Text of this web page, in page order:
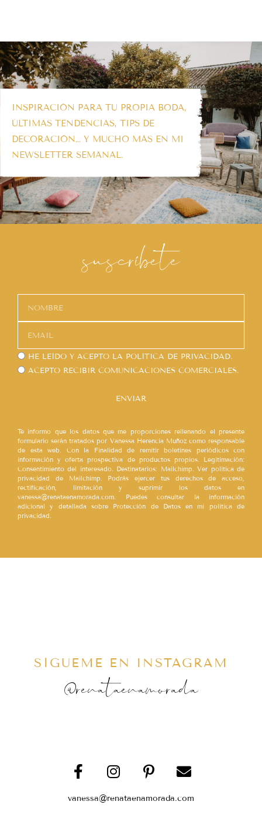
INSPIRACIÓN PARA TU PROPIA BODA,
ÚLTIMAS TENDENCIAS, TIPS DE
DECORACIÓN… Y MUCHO MÁS EN MI
NEWSLETTER SEMANAL.
suscríbete
HE LEÍDO Y ACEPTO LA POLÍTICA DE PRIVACIDAD.
ACEPTO RECIBIR COMUNICACIONES COMERCIALES.
ENVIAR
Te informo que los datos que me proporciones rellenando el presente
formulario serán tratados por Vanessa Herencia Muñoz como responsable
de esta web. Con la Finalidad de remitir boletines periódicos con
información y oferta prospectiva de productos propios. Legitimación:
Consentimiento del interesado. Destinatarios: Mailchimp. Ver política de
privacidad de Mailchimp. Podrás ejercer tus derechos de acceso,
rectificación, limitación y suprimir los datos en
vanessa@renataenamorada.com. Puedes consultar la información
adicional y detallada sobre Protección de Datos en mi política de
privacidad.
SÍGUEME EN INSTAGRAM
@renataenamorada
vanessa@renataenamorada.com